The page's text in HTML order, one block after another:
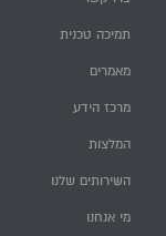
תמיכה טכנית
מאמרים
מרכז הידע
המלצות
השירותים שלנו
מי אנחנו